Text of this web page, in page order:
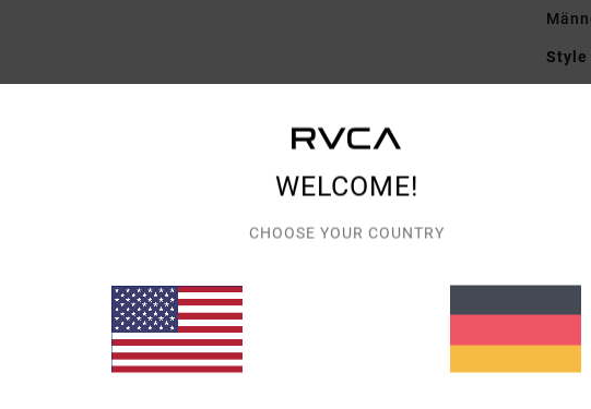
Style
WELCOME!
CHOOSE YOUR COUNTRY